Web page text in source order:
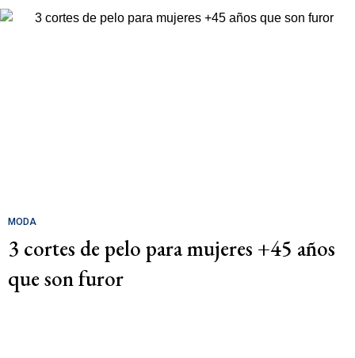
MODA
3 cortes de pelo para mujeres +45 años
que son furor